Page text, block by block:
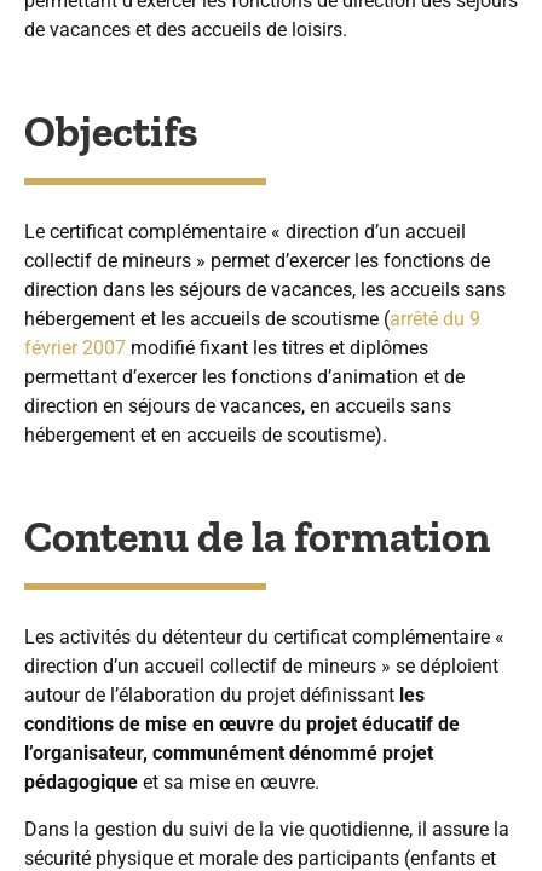
de vacances et des accueils de loisirs.
Objectifs
Le certificat complémentaire « direction d’un accueil
collectif de mineurs » permet d’exercer les fonctions de
direction dans les séjours de vacances, les accueils sans
hébergement et les accueils de scoutisme (arrêté du 9
février 2007 modifié fixant les titres et diplômes
permettant d’exercer les fonctions d’animation et de
direction en séjours de vacances, en accueils sans
hébergement et en accueils de scoutisme).
Contenu de la formation
Les activités du détenteur du certificat complémentaire «
direction d’un accueil collectif de mineurs » se déploient
autour de l’élaboration du projet définissant les
conditions de mise en œuvre du projet éducatif de
l’organisateur, communément dénommé projet
pédagogique et sa mise en œuvre.
Dans la gestion du suivi de la vie quotidienne, il assure la
sécurité physique et morale des participants (enfants et